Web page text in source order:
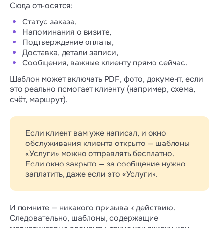
Сюда относятся:
Статус заказа,
Напоминания о визите,
Подтверждение оплаты,
Доставка, детали записи,
Сообщения, важные клиенту прямо сейчас.
Шаблон может включать PDF, фото, документ, если
это реально помогает клиенту (например, схема,
счёт, маршрут).
Если клиент вам уже написал, и окно
обслуживания клиента открыто — шаблоны
«Услуги» можно отправлять бесплатно.
Если окно закрыто — за сообщение нужно
заплатить, даже если это «Услуги».
И помните — никакого призыва к действию.
Следовательно, шаблоны, содержащие